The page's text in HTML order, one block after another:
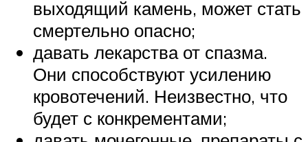
выходящий камень, может стать
смертельно опасно;
давать лекарства от спазма.
Они способствуют усилению
кровотечений. Неизвестно, что
будет с конкрементами;